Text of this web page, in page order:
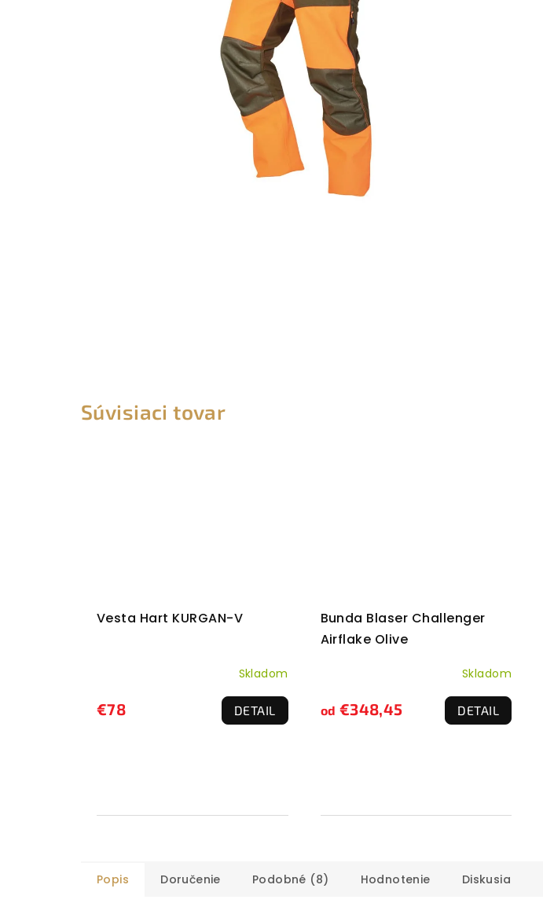
Súvisiaci tovar
Vesta Hart KURGAN-V
Skladom
€78 DETAIL
Bunda Blaser Challenger
Airflake Olive
Skladom
od €348,45 DETAIL
Popis Doručenie Podobné (8) Hodnotenie Diskusia